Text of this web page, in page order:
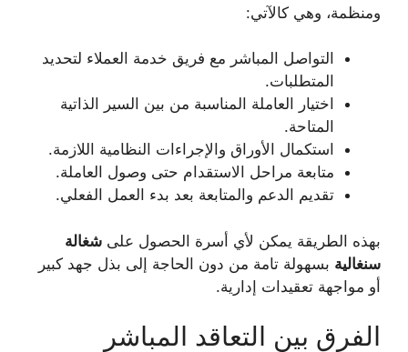
ومنظمة، وهي كالآتي:
التواصل المباشر مع فريق خدمة العملاء لتحديد
المتطلبات.
اختيار العاملة المناسبة من بين السير الذاتية
المتاحة.
استكمال الأوراق والإجراءات النظامية اللازمة.
متابعة مراحل الاستقدام حتى وصول العاملة.
تقديم الدعم والمتابعة بعد بدء العمل الفعلي.
بهذه الطريقة يمكن لأي أسرة الحصول على شغالة
سنغالية بسهولة تامة من دون الحاجة إلى بذل جهد كبير
أو مواجهة تعقيدات إدارية.
الفرق بين التعاقد المباشر